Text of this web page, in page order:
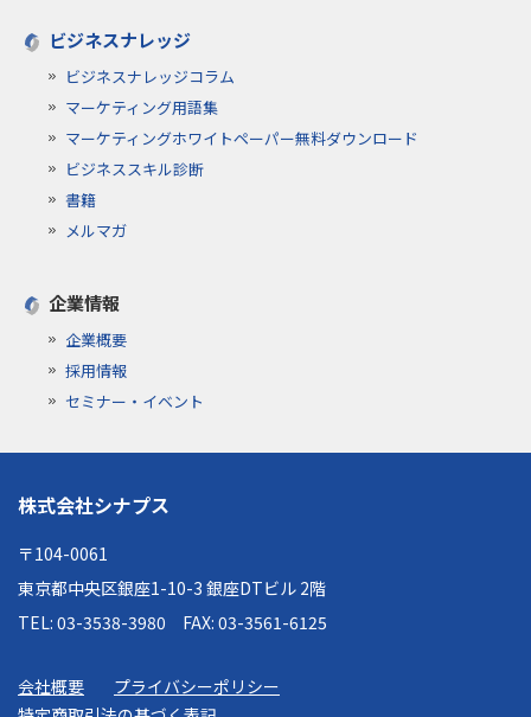
ビジネスナレッジ
ビジネスナレッジコラム
マーケティング用語集
マーケティングホワイトペーパー無料ダウンロード
ビジネススキル診断
書籍
メルマガ
企業情報
企業概要
採用情報
セミナー・イベント
株式会社シナプス
〒104-0061
東京都中央区銀座1-10-3 銀座DTビル 2階
TEL: 03-3538-3980 FAX: 03-3561-6125
会社概要
プライバシーポリシー